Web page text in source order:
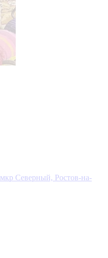
мкр Северный, Ростов-на-